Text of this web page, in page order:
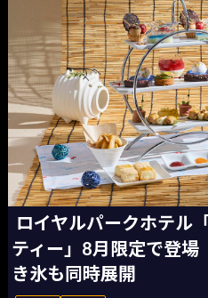
ロイヤルパークホテル
ティー」8月限定で登
き氷も同時展開